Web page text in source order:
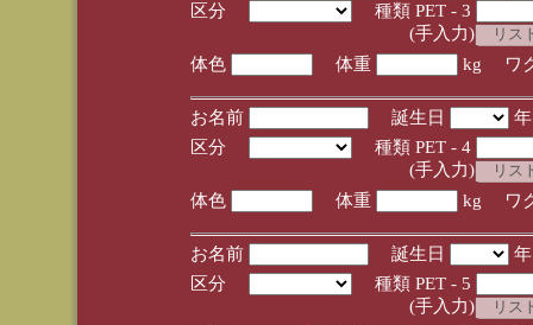
区分
種類 PET - 3
(手入力)
体色
体重 kg ワ
お名前 誕生日
区分
種類 PET - 4
(手入力)
体色
体重 kg ワ
お名前 誕生日
区分
種類 PET - 5
(手入力)